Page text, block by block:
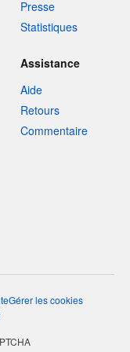
Presse
Statistiques
Assistance
Aide
Retours
Commentaire
Gérer les cookies